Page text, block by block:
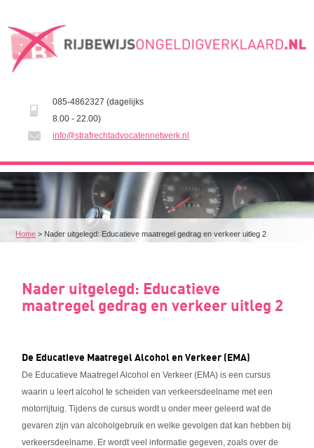
085-4862327 (dagelijks
8.00 - 22.00)
info@strafrechtadvocatennetwerk.nl
Home > Nader uitgelegd: Educatieve maatregel gedrag en verkeer uitleg 2
Nader uitgelegd: Educatieve
maatregel gedrag en verkeer uitleg 2
De Educatieve Maatregel Alcohol en Verkeer (EMA)
De Educatieve Maatregel Alcohol en Verkeer (EMA) is een cursus
waarin u leert alcohol te scheiden van verkeersdeelname met een
motorrijtuig. Tijdens de cursus wordt u onder meer geleerd wat de
gevaren zijn van alcoholgebruik en welke gevolgen dat kan hebben bij
verkeersdeelname. Er wordt veel informatie gegeven, zoals over de